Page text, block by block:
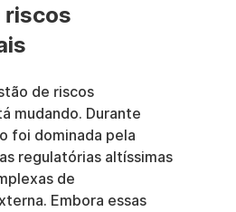
riscos
de riscos
mudando. Durante
foi dominada pela
regulatórias altíssimas
de
Embora essas